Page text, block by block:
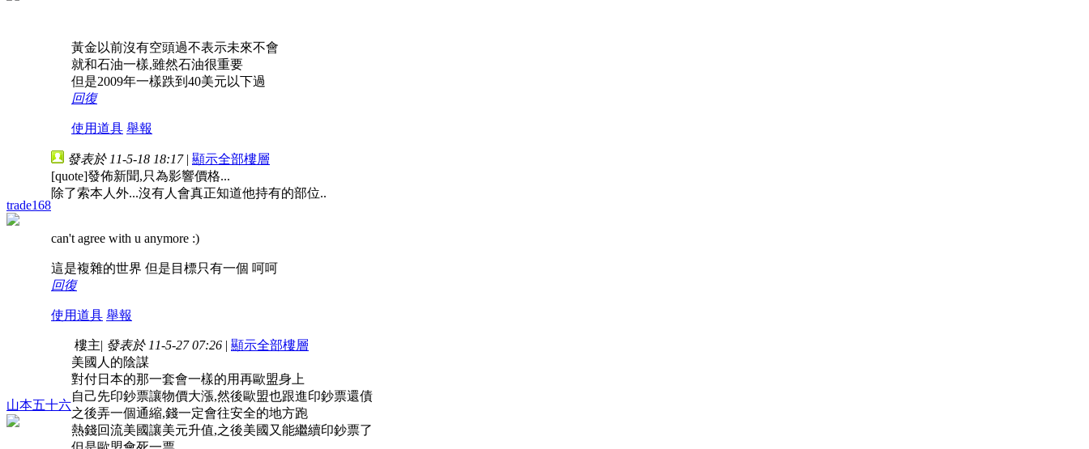
黃金以前沒有空頭過不表示未來不會
就和石油一樣,雖然石油很重要
但是2009年一樣跌到40美元以下過
回復
使用道具 舉報
trade168
發表於 11-5-18 18:17 | 顯示全部樓層
[quote]發佈新聞,只為影響價格...
除了索本人外...沒有人會真正知道他持有的部位..
can't agree with u anymore :)
這是複雜的世界 但是目標只有一個 呵呵
回復
使用道具 舉報
山本五十六
樓主| 發表於 11-5-27 07:26 | 顯示全部樓層
美國人的陰謀
對付日本的那一套會一樣的用再歐盟身上
自己先印鈔票讓物價大漲,然後歐盟也跟進印鈔票還債
之後弄一個通縮,錢一定會往安全的地方跑
熱錢回流美國讓美元升值,之後美國又能繼續印鈔票了